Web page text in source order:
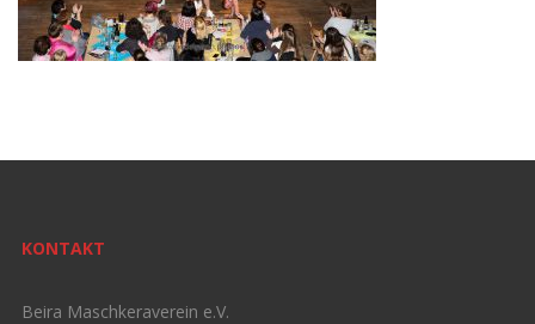
KONTAKT
Beira Maschkeraverein e.V.